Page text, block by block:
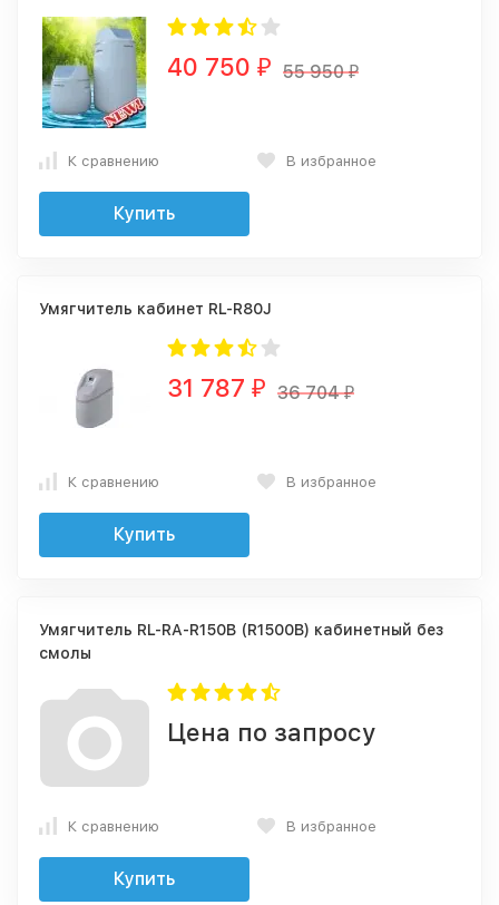
40 750 ₽ 55 950₽
К сравнению В избранное
Купить
Умягчитель кабинет RL-R80J
31 787 ₽ 36 704₽
К сравнению В избранное
Купить
Умягчитель RL-RA-R150B (R1500B) кабинетный без
смолы
Цена по запросу
К сравнению В избранное
Купить